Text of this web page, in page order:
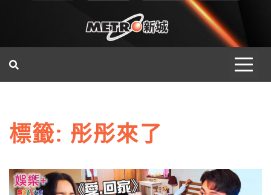
標籤: 彤彤來了